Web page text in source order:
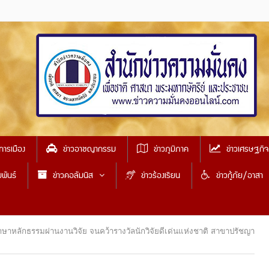
รเมือง ข่าวอาชญากรรม ข่าวภูมิภาค ข่าวเศรษฐกิจ
พันธ์ ข่าวคอลัมนิส ข่าวร้องเรียน ข่าวกู้ภัย/อาสา
าหลักธรรมผ่านงานวิจัย จนคว้ารางวัลนักวิจัยดีเด่นแห่งชาติ สาขาปรัชญา